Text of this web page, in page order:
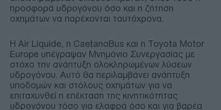
προσφορά υδρογόνου όσο και η ζήτηση
οχημάτων να παρέχονται ταυτόχρονα.
Η Air Liquide, η CaetanoBus και η Toyota Motor
Europe υπέγραψαν Μνημόνιο Συνεργασίας με
στόχο την ανάπτυξη ολοκληρωμένων λύσεων
υδρογόνου. Αυτό θα περιλαμβάνει ανάπτυξη
υποδομών και στόλους οχημάτων για να
επιταχυνθεί η επέκταση της κινητικότητας
υδρογόνου τόσο για ελαφρά όσο και για βαρέα